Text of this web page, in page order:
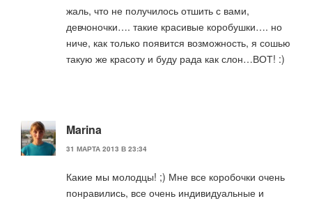
жаль, что не получилось отшить с вами,
девчоночки…. такие красивые коробушки…. но
ниче, как только появится возможность, я сошью
такую же красоту и буду рада как слон…ВОТ! :)
Marina
31 МАРТА 2013 В 23:34
Какие мы молодцы! ;) Мне все коробочки очень
понравились, все очень индивидуальные и